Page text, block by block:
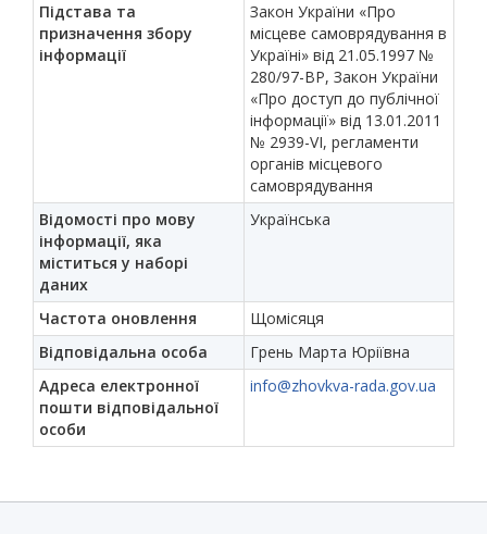
Підстава та
призначення збору
інформації
Закон України «Про
місцеве самоврядування в
Україні» від 21.05.1997 №
280/97-ВР, Закон України
«Про доступ до публічної
інформації» від 13.01.2011
№ 2939-VI, регламенти
органів місцевого
самоврядування
Відомості про мову
інформації, яка
міститься у наборі
даних
Українська
Частота оновлення
Щомісяця
Відповідальна особа
Грень Марта Юріївна
Адреса електронної
пошти відповідальної
особи
info@zhovkva-rada.gov.ua